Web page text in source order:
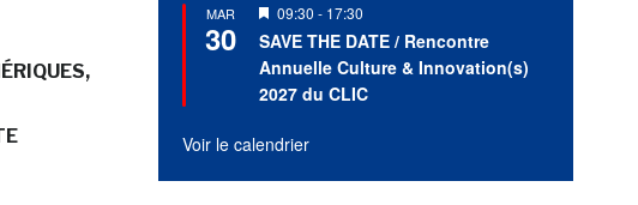
MAR
30
Mis
en
avant
09:30 - 17:30
SAVE THE DATE / Rencontre
Annuelle Culture & Innovation(s)
2027 du CLIC
Voir le calendrier